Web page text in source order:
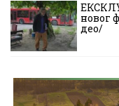
новог
део/